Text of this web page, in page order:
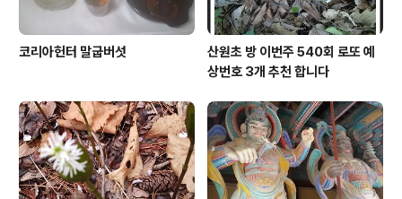
코리아헌터 말굽버섯
산원초 방 이번주 540회 로또 예
상번호 3개 추천 합니다